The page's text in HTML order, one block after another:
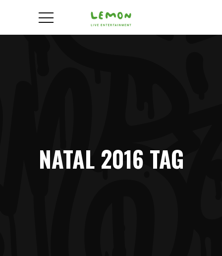
NATAL 2016 TAG